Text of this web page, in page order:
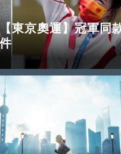
東京奧運】冠軍同